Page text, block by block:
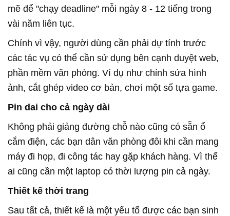
mẽ để "chạy deadline" mỗi ngày 8 - 12 tiếng trong
vài năm liên tục.
Chính vì vậy, người dùng cần phải dự tính trước
các tác vụ có thể cần sử dụng bên cạnh duyệt web,
phần mềm văn phòng. Ví dụ như chỉnh sửa hình
ảnh, cắt ghép video cơ bản, chơi một số tựa game.
Pin dai cho cả ngày dài
Không phải giảng đường chỗ nào cũng có sẵn ổ
cắm điện, các bạn dân văn phòng đôi khi cần mang
máy đi họp, đi công tác hay gặp khách hàng. Vì thế
ai cũng cần một laptop có thời lượng pin cả ngày.
Thiết kế thời trang
Sau tất cả, thiết kế là một yếu tố được các bạn sinh